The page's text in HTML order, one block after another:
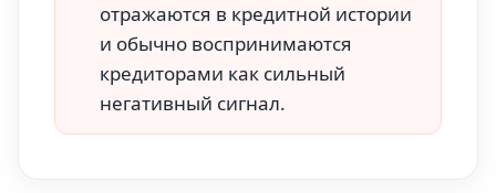
отражаются в кредитной истории
и обычно воспринимаются
кредиторами как сильный
негативный сигнал.